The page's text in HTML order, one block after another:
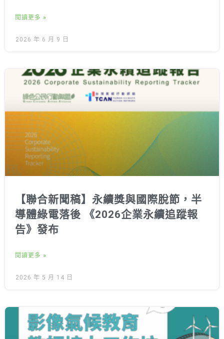
閱讀更多 »
2026 年 6 月 9 日
【聯合新聞稿】永續獎與國際脫節，半
導體綠電落後 《2026企業永續追蹤報
告》發布
閱讀更多 »
2026 年 5 月 14 日